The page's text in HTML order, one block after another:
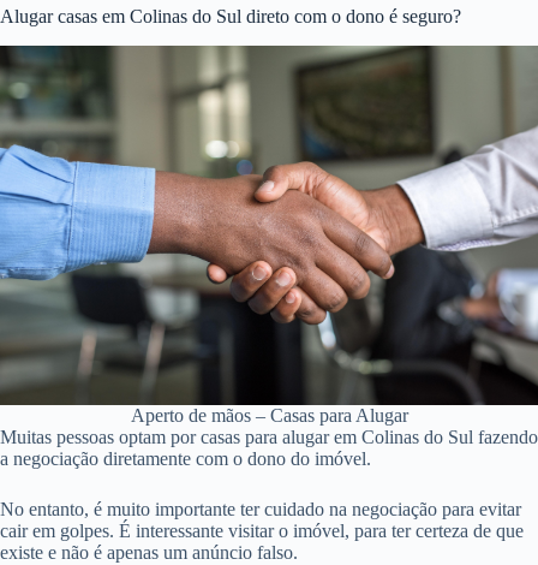
Alugar casas em Colinas do Sul direto com o dono é seguro?
Aperto de mãos – Casas para Alugar
Muitas pessoas optam por casas para alugar em Colinas do Sul fazendo
a negociação diretamente com o dono do imóvel.
No entanto, é muito importante ter cuidado na negociação para evitar
cair em golpes. É interessante visitar o imóvel, para ter certeza de que
existe e não é apenas um anúncio falso.